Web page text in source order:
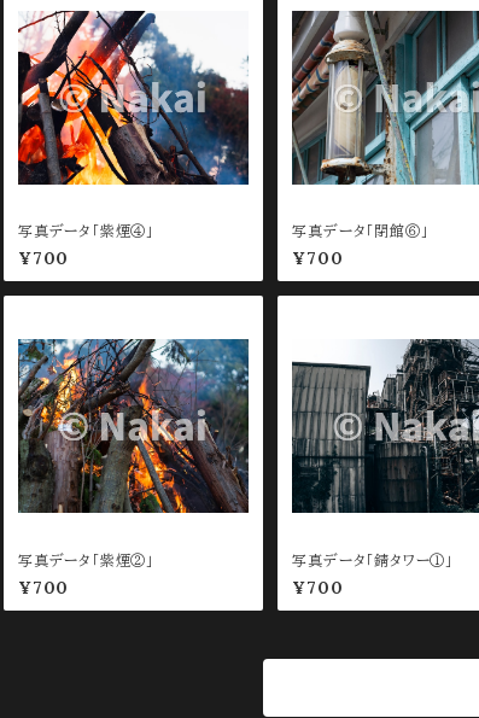
写真データ「紫煙④」
¥700
写真データ「閉館⑥」
¥700
写真データ「紫煙②」
¥700
写真データ「錆タワー①」
¥700